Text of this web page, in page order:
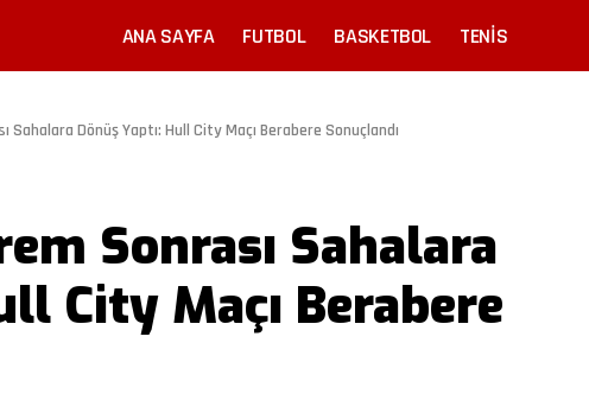
ANA SAYFA FUTBOL BASKETBOL TENIS
Dönüş Yaptı: Hull City Maçı Berabere Sonuçlandı
Sonrası Sahalara
City Maçı Berabere